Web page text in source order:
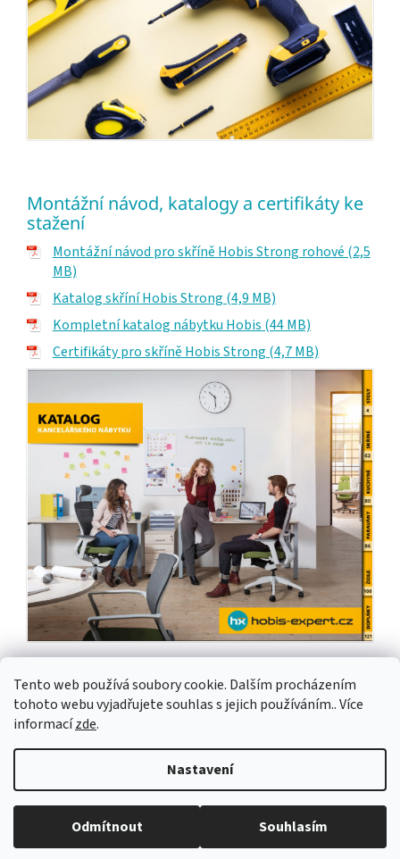
Tento web používá soubory cookie. Dalším procházením
tohoto webu vyjadřujete souhlas s jejich používáním.. Více
informacízde.
Nastavení
Odmítnout Souhlasím
Montážní návod, katalogy a certifikáty ke
stažení
Montážní návod pro skříně Hobis Strong rohové (2,5
MB)
Katalog skříní Hobis Strong (4,9 MB)
Kompletní katalog nábytku Hobis (44 MB)
Certifikáty pro skříně Hobis Strong (4,7 MB)
Vytvořil Shoptet
Copyright 2026Hobis-Expert.cz . Všechna práva vyhrazena.